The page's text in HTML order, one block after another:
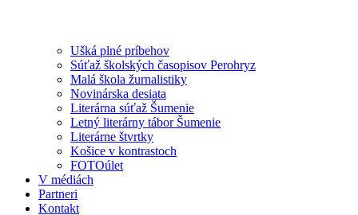
Ušká plné príbehov
Súťaž školských časopisov Perohryz
Malá škola žurnalistiky
Novinárska desiata
Literárna súťaž Šumenie
Letný literárny tábor Šumenie
Literárne štvrtky
Košice v kontrastoch
FOTOúlet
V médiách
Partneri
Kontakt